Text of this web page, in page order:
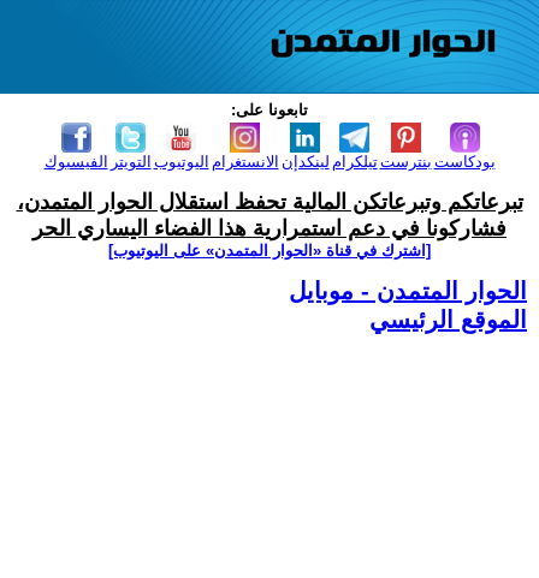
تابعونا على:
الفيسبوك التويتر اليوتيوب الانستغرام لينكدإن تيلكرامبنترست بودكاست
تبرعاتكم وتبرعاتكن المالية تحفظ استقلال الحوار المتمدن،
فشاركونا في دعم استمرارية هذا الفضاء اليساري الحر
[اشترك في قناة ‫«الحوار المتمدن» على اليوتيوب]
الحوار المتمدن - موبايل
الموقع الرئيسي